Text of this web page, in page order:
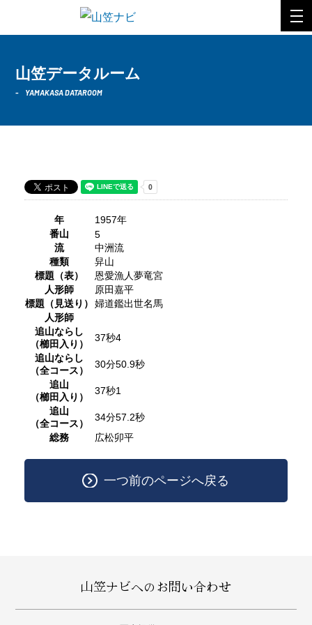
山笠データルーム
YAMAKASA DATAROOM
年
1957年
番山
5
流
中洲流
種類
舁山
標題（表）
恩愛漁人夢竜宮
人形師
原田嘉平
標題（見送り）
婦道鑑出世名馬
人形師
追山ならし
（櫛田入り）
37秒4
追山ならし
（全コース）
30分50.9秒
追山
（櫛田入り）
37秒1
追山
（全コース）
34分57.2秒
総務
広松卯平
一つ前のページへ戻る
山笠ナビへのお問い合わせ